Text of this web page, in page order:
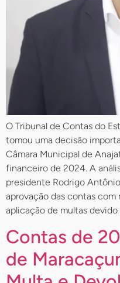
O Tribunal de Contas do
tomou uma decisão
Câmara Municipal de
financeiro de 2024. A
presidente Rodrigo
aprovação das contas com
aplicação de multas devido
Contas de
de